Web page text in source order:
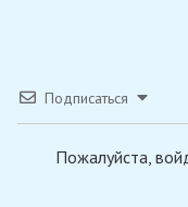
Подписаться
Пожалуйста,